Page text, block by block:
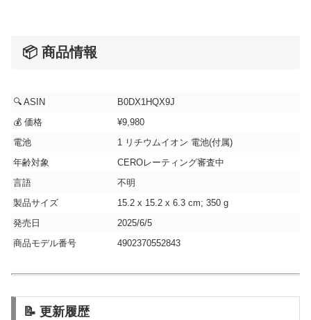
📦 商品情報
🔍 ASIN
B0DX1HQX9J
💰 価格
¥9,980
電池
1 リチウムイオン 電池(付属)
年齢対象
CEROレーティング審査中
言語
不明
製品サイズ
15.2 x 15.2 x 6.3 cm; 350 g
発売日
2025/6/5
商品モデル番号
4902370552843
📝 更新履歴